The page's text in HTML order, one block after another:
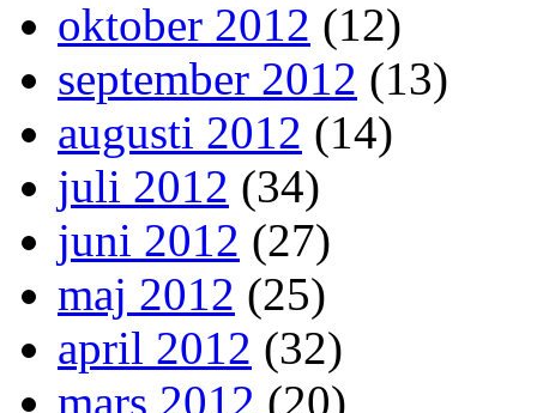
oktober 2012 (12)
september 2012 (13)
augusti 2012 (14)
juli 2012 (34)
juni 2012 (27)
maj 2012 (25)
april 2012 (32)
mars 2012 (20)